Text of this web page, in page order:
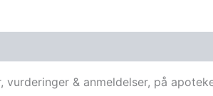
& anmeldelser, på